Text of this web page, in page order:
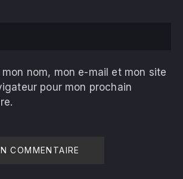
mon nom, mon e-mail et mon site
pour mon prochain